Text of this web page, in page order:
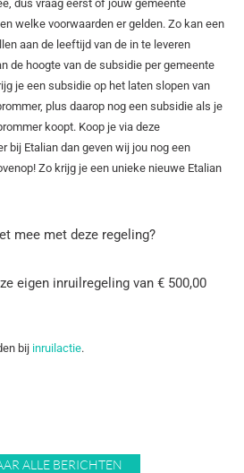
dus vraag eerst of jouw gemeente
welke voorwaarden er gelden. Zo kan een
aan de leeftijd van de in te leveren
de hoogte van de subsidie per gemeente
je een subsidie op het laten slopen van
plus daarop nog een subsidie als je
koopt. Koop je via deze
bij Etalian dan geven wij jou nog een
Zo krijg je een unieke nieuwe Etalian
mee met deze regeling?
eigen inruilregeling van € 500,00
bij inruilactie.
ALLE BERICHTEN